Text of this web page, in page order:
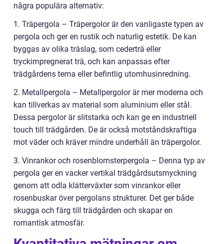
några populära alternativ:
1. Träpergola – Träpergolor är den vanligaste typen av
pergola och ger en rustik och naturlig estetik. De kan
byggas av olika träslag, som cederträ eller
tryckimpregnerat trä, och kan anpassas efter
trädgårdens tema eller befintlig utomhusinredning.
2. Metallpergola – Metallpergolor är mer moderna och
kan tillverkas av material som aluminium eller stål.
Dessa pergolor är slitstarka och kan ge en industriell
touch till trädgården. De är också motståndskraftiga
mot väder och kräver mindre underhåll än träpergolor.
3. Vinrankor och rosenblomsterpergola – Denna typ av
pergola ger en vacker vertikal trädgårdsutsmyckning
genom att odla klätterväxter som vinrankor eller
rosenbuskar över pergolans strukturer. Det ger både
skugga och färg till trädgården och skapar en
romantisk atmosfär.